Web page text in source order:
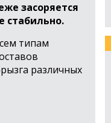
засоряется
стабильно.
типам
различных